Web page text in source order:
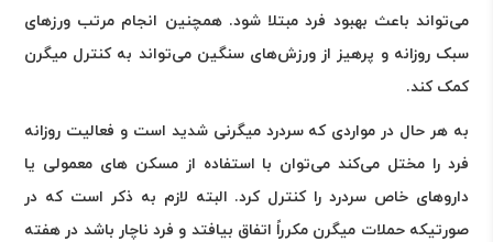
می‌تواند باعث بهبود فرد مبتلا شود. همچنین انجام مرتب ورزهای
سبک روزانه و پرهیز از ورزش‌های سنگین می‌تواند به کنترل میگرن
کمک کند.
به هر حال در مواردی که سردرد میگرنی شدید است و فعالیت روزانه
فرد را مختل می‌کند می‌توان با استفاده از مسکن های معمولی یا
داروهای خاص سردرد را کنترل کرد. البته لازم به ذکر است که در
صورتیکه حملات میگرن مکرراً اتفاق بیافتد و فرد ناچار باشد در هفته